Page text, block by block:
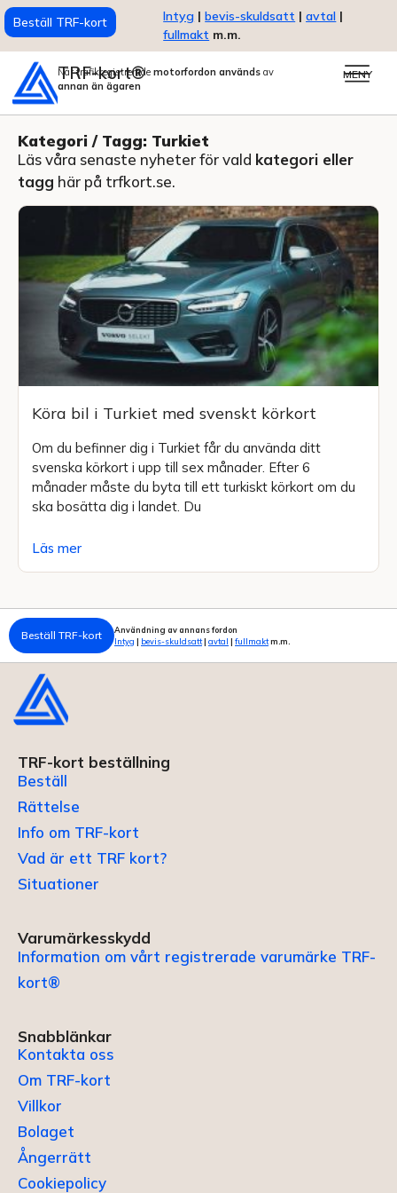
Beställ TRF-kort Intyg | bevis-skuldsatt | avtal |
fullmakt m.m.
TRF-kort®
När trafikregistrerade motorfordon används av
annan än ägaren
MENY
Kategori / Tagg: Turkiet
Läs våra senaste nyheter för vald kategori eller
tagg här på trfkort.se.
Köra bil i Turkiet med svenskt körkort
Om du befinner dig i Turkiet får du använda ditt
svenska körkort i upp till sex månader. Efter 6
månader måste du byta till ett turkiskt körkort om du
ska bosätta dig i landet. Du
Läs mer
Beställ TRF-kort
Användning av annans fordon
Intyg | bevis-skuldsatt| avtal | fullmaktm.m.
TRF-kort beställning
Beställ
Rättelse
Info om TRF-kort
Vad är ett TRF kort?
Situationer
Varumärkesskydd
Information om vårt registrerade varumärke TRF-
kort®
Snabblänkar
Kontakta oss
Om TRF-kort
Villkor
Bolaget
Ångerrätt
Cookiepolicy